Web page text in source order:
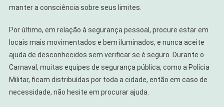
manter a consciência sobre seus limites.
Por último, em relação à segurança pessoal, procure estar em
locais mais movimentados e bem iluminados, e nunca aceite
ajuda de desconhecidos sem verificar se é seguro. Durante o
Carnaval, muitas equipes de segurança pública, como a Polícia
Militar, ficam distribuídas por toda a cidade, então em caso de
necessidade, não hesite em procurar ajuda.